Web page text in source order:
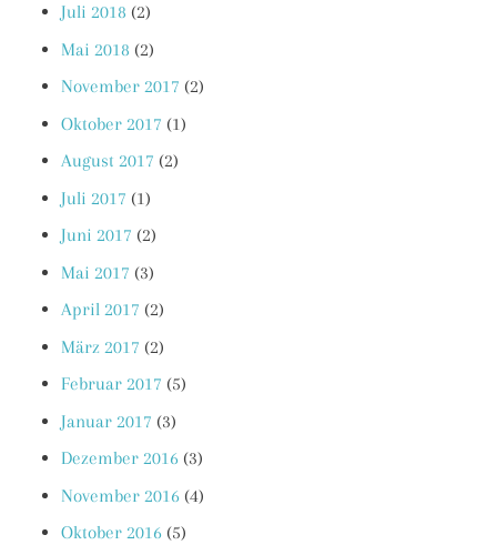
Juli 2018 (2)
Mai 2018 (2)
November 2017 (2)
Oktober 2017 (1)
August 2017 (2)
Juli 2017 (1)
Juni 2017 (2)
Mai 2017 (3)
April 2017 (2)
März 2017 (2)
Februar 2017 (5)
Januar 2017 (3)
Dezember 2016 (3)
November 2016 (4)
Oktober 2016 (5)